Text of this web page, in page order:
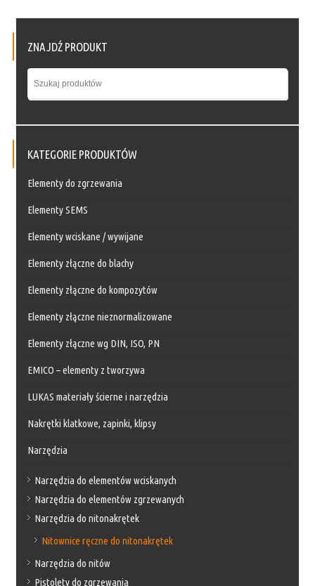
ZNAJDŹ PRODUKT
KATEGORIE PRODUKTÓW
Elementy do zgrzewania
Elementy SEMS
Elementy wciskane / wywijane
Elementy złączne do blachy
Elementy złączne do kompozytów
Elementy złączne nieznormalizowane
Elementy złączne wg DIN, ISO, PN
EMICO – elementy z tworzywa
LUKAS materiały ścierne i narzędzia
Nakrętki klatkowe, zapinki, klipsy
Narzędzia
Narzędzia do elementów wciskanych
Narzędzia do elementów zgrzewanych
Narzędzia do nitonakrętek
Nitownice ręczne do nitonakrętek
Narzędzia do nitów
Pistolety do zgrzewania